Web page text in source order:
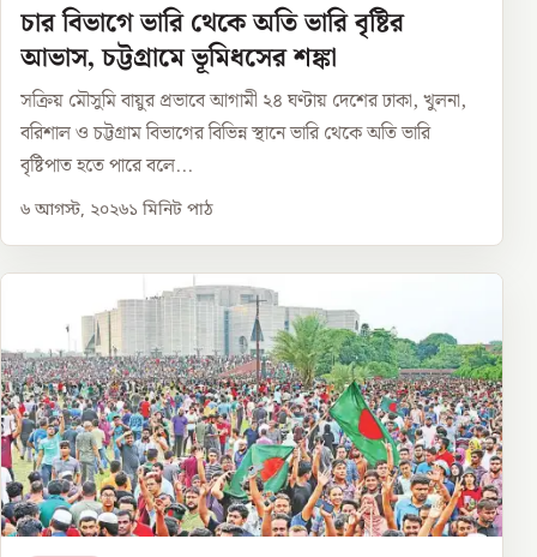
চার বিভাগে ভারি থেকে অতি ভারি বৃষ্টির
আভাস, চট্টগ্রামে ভূমিধসের শঙ্কা
সক্রিয় মৌসুমি বায়ুর প্রভাবে আগামী ২৪ ঘণ্টায় দেশের ঢাকা, খুলনা,
বরিশাল ও চট্টগ্রাম বিভাগের বিভিন্ন স্থানে ভারি থেকে অতি ভারি
বৃষ্টিপাত হতে পারে বলে...
৬ আগস্ট, ২০২৬১ মিনিট পাঠ